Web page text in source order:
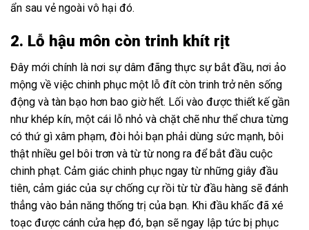
ẩn sau vẻ ngoài vô hại đó.
2. Lỗ hậu môn còn trinh khít rịt
Đây mới chính là nơi sự dâm đãng thực sự bắt đầu, nơi ảo
mộng về việc chinh phục một lỗ đít còn trinh trở nên sống
động và tàn bạo hơn bao giờ hết. Lối vào được thiết kế gần
như khép kín, một cái lỗ nhỏ và chặt chẽ như thể chưa từng
có thứ gì xâm phạm, đòi hỏi bạn phải dùng sức mạnh, bôi
thật nhiều gel bôi trơn và từ từ nong ra để bắt đầu cuộc
chinh phạt. Cảm giác chinh phục ngay từ những giây đầu
tiên, cảm giác của sự chống cự rồi từ từ đầu hàng sẽ đánh
thẳng vào bản năng thống trị của bạn. Khi đầu khấc đã xé
toạc được cánh cửa hẹp đó, bạn sẽ ngay lập tức bị phục